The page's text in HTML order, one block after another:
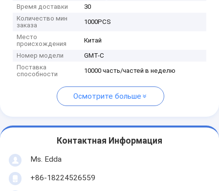
Время доставки
30
Количество мин
заказа
1000PCS
Место
происхождения
Китай
Номер модели
GMT-C
Поставка
способности
10000 часть/частей в неделю
Осмотрите больше
Контактная Информация
Ms. Edda
+86-18224526559